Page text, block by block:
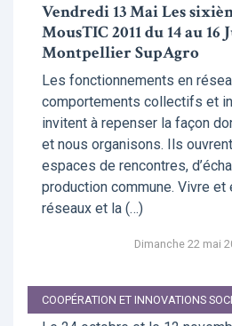
Vendredi 13 Mai Les
MousTIC 2011 du 14 au 16
Montpellier SupAgro
Les fonctionnements en
comportements collectifs et
invitent à repenser la façon
et nous organisons. Ils
espaces de rencontres,
production commune. Vivre
réseaux et la (…)
Dimanche 22 mai
COOPÉRATION ET INNOVATIONS